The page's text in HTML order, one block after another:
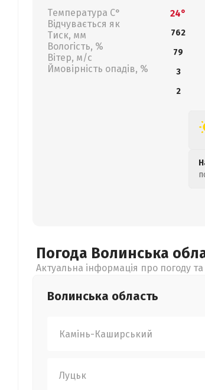
Температура С°
Відчувається як
Тиск, мм
Вологість, %
Вітер, м/с
Ймовірність опадів, %
24°
762
79
3
2
Погода Волинська
Актуальна інформація про погоду
Волинська область
Камінь-Каширський
Луцьк